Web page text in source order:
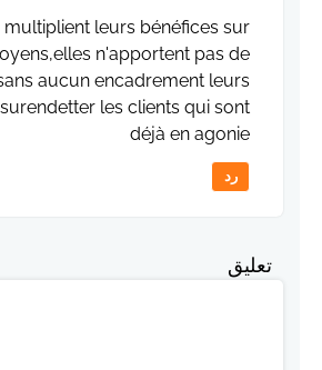
multiplient leurs bénéfices sur
n'apportent pas de
aucun encadrement leurs
les clients qui sont
déjà en agonie
رد
تعليق